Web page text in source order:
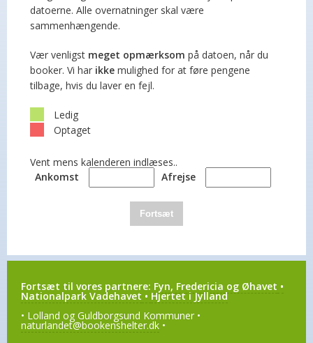
datoerne. Alle overnatninger skal være
sammenhængende.
Vær venligst meget opmærksom på datoen, når du
booker. Vi har ikke mulighed for at føre pengene
tilbage, hvis du laver en fejl.
Ledig
Optaget
Vent mens kalenderen indlæses..
Ankomst
Afrejse
Fortsæt
Fortsæt til vores partnere: Fyn, Fredericia og Øhavet •
Nationalpark Vadehavet • Hjertet i Jylland
• Lolland og Guldborgsund Kommuner •
naturlandet@bookenshelter.dk •